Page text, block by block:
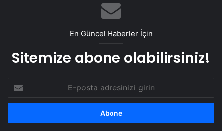
En Güncel Haberler İçin
Sitemize abone olabilirsiniz!
posta
adresinizi